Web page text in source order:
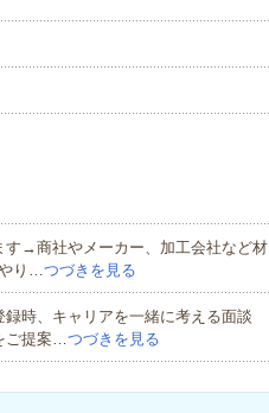
す→商社やメーカー、加工会社など材
り…つづきを見る
時、キャリアを一緒に考える面談
ご提案…つづきを見る